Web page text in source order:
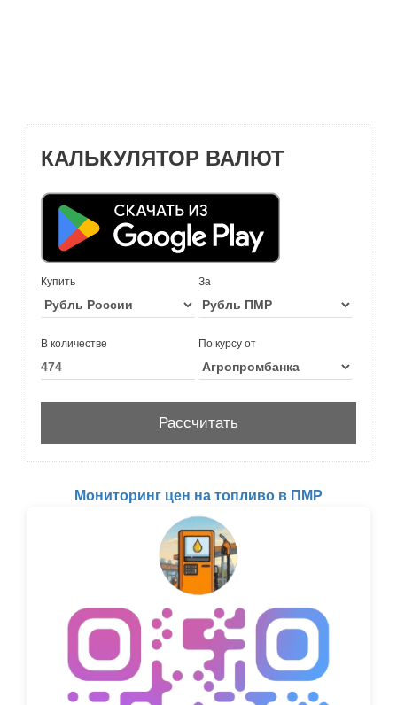
КАЛЬКУЛЯТОР ВАЛЮТ
Купить За
В количестве По курсу от
Мониторинг цен на топливо в ПМР